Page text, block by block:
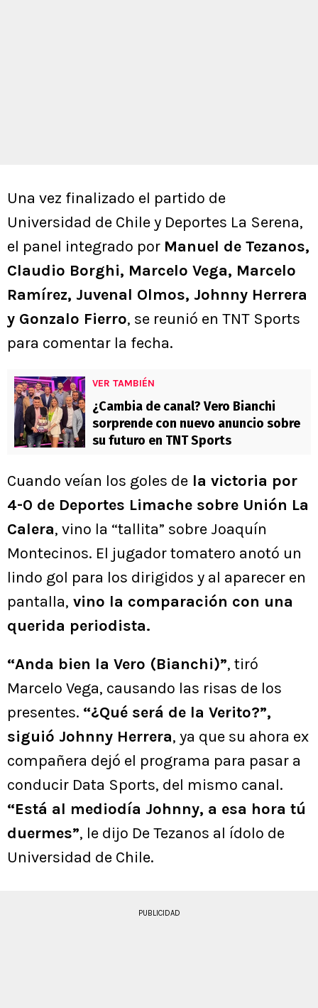
Una vez finalizado el partido de
Universidad de Chile y Deportes La Serena,
el panel integrado por Manuel de Tezanos,
Claudio Borghi, Marcelo Vega, Marcelo
Ramírez, Juvenal Olmos, Johnny Herrera
y Gonzalo Fierro, se reunió en TNT Sports
para comentar la fecha.
VER TAMBIÉN
¿Cambia de canal? Vero Bianchi
sorprende con nuevo anuncio sobre
su futuro en TNT Sports
Cuando veían los goles de la victoria por
4-0 de Deportes Limache sobre Unión La
Calera, vino la “tallita” sobre Joaquín
Montecinos. El jugador tomatero anotó un
lindo gol para los dirigidos y al aparecer en
pantalla, vino la comparación con una
querida periodista.
“Anda bien la Vero (Bianchi)”, tiró
Marcelo Vega, causando las risas de los
presentes. “¿Qué será de la Verito?”,
siguió Johnny Herrera, ya que su ahora ex
compañera dejó el programa para pasar a
conducir Data Sports, del mismo canal.
“Está al mediodía Johnny, a esa hora tú
duermes”, le dijo De Tezanos al ídolo de
Universidad de Chile.
PUBLICIDAD